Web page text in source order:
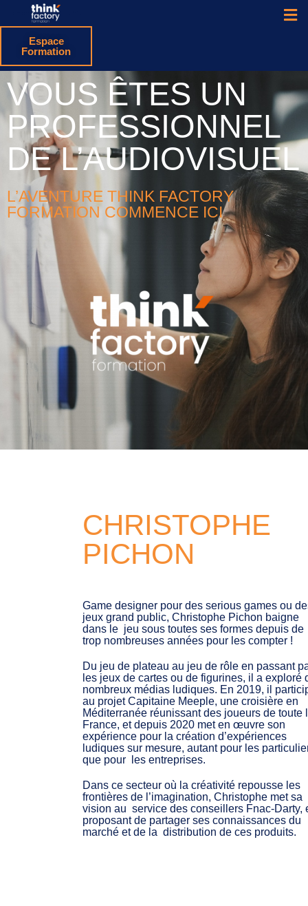
Espace
Formation
VOUS ÊTES UN
PROFESSIONNEL
DE L’AUDIOVISUEL
L’AVENTURE THINK FACTORY
FORMATION COMMENCE ICI
CHRISTOPHE
PICHON
Game designer pour des serious games ou
jeux grand public, Christophe Pichon baigne
dans le jeu sous toutes ses formes depuis de
trop nombreuses années pour les compter !
Du jeu de plateau au jeu de rôle en passant
les jeux de cartes ou de figurines, il a exploré
nombreux médias ludiques. En 2019, il
au projet Capitaine Meeple, une croisière en
Méditerranée réunissant des joueurs de toute
France, et depuis 2020 met en œuvre son
expérience pour la création d’expériences
ludiques sur mesure, autant pour les
que pour les entreprises.
Dans ce secteur où la créativité repousse les
frontières de l’imagination, Christophe met sa
vision au service des conseillers Fnac-Darty,
proposant de partager ses connaissances du
marché et de la distribution de ces produits.